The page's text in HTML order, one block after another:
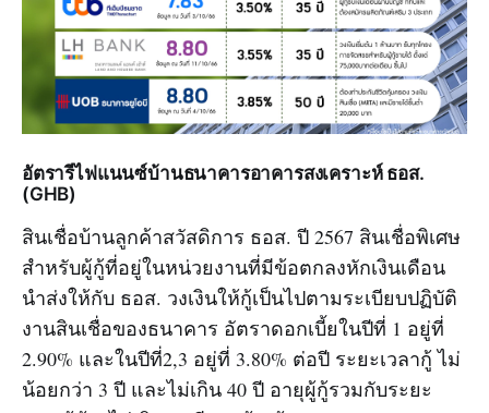
อัตรารีไฟแนนซ์บ้านธนาคารอาคารสงเคราะห์ ธอส.
(GHB)
สินเชื่อบ้านลูกค้าสวัสดิการ ธอส. ปี 2567 สินเชื่อพิเศษ
สำหรับผู้กู้ที่อยู่ในหน่วยงานที่มีข้อตกลงหักเงินเดือน
นำส่งให้กับ ธอส. วงเงินให้กู้เป็นไปตามระเบียบปฏิบัติ
งานสินเชื่อของธนาคาร อัตราดอกเบี้ยในปีที่ 1 อยู่ที่
2.90% และในปีที่2,3 อยู่ที่ 3.80% ต่อปี ระยะเวลากู้ ไม่
น้อยกว่า 3 ปี และไม่เกิน 40 ปี อายุผู้กู้รวมกับระยะ